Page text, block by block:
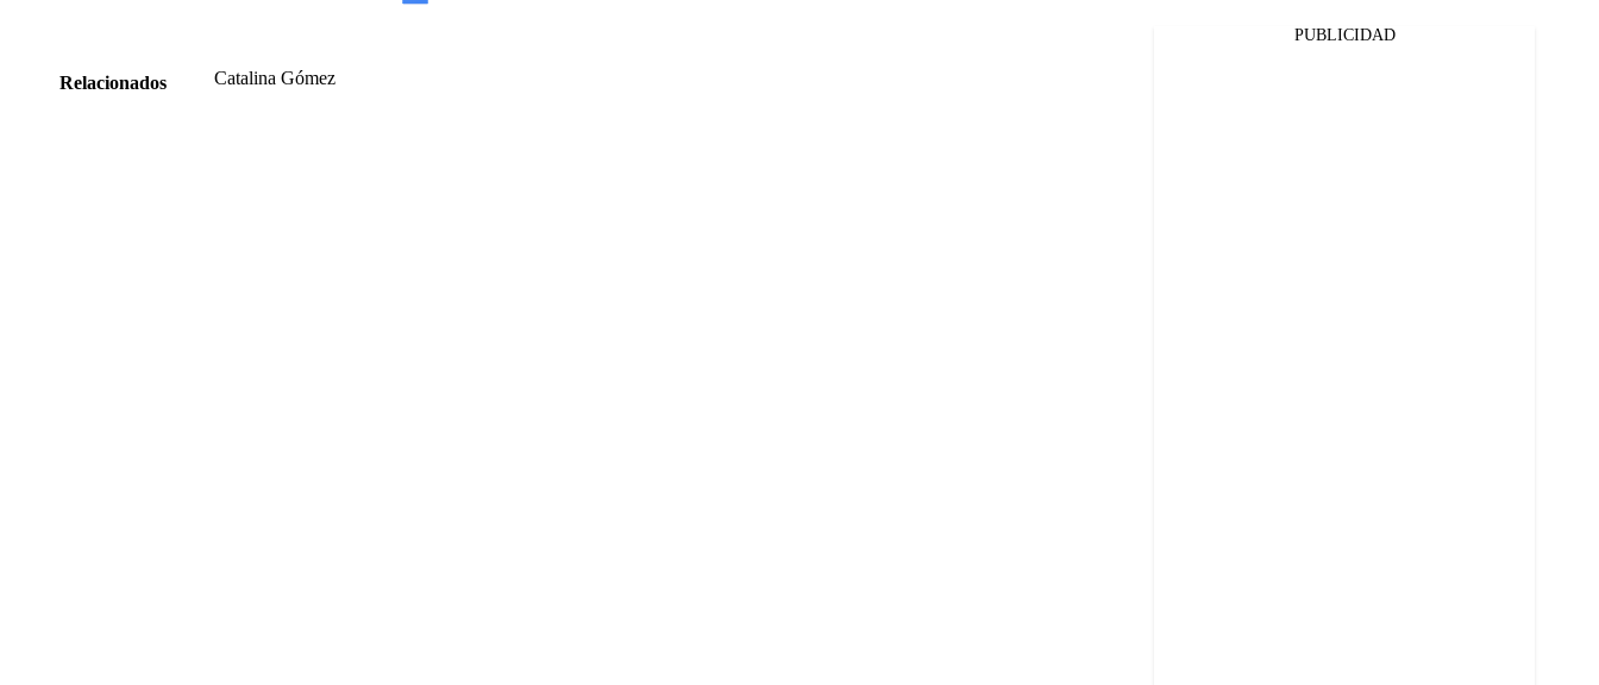
Relacionados Catalina Gómez
PUBLICIDAD